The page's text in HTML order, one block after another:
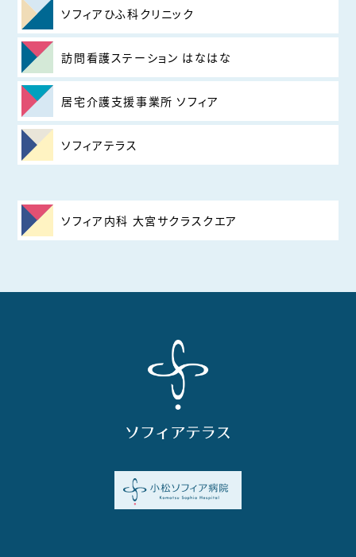
ソフィアひふ科クリニック
訪問看護ステーション はなはな
居宅介護支援事業所 ソフィア
ソフィアテラス
ソフィア内科 大宮サクラスクエア